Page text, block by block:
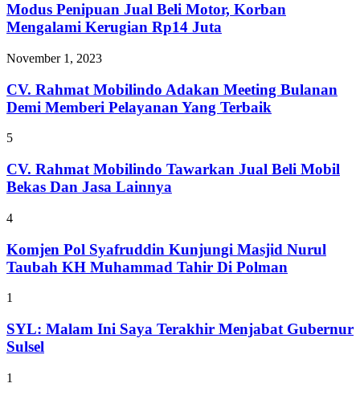
Modus Penipuan Jual Beli Motor, Korban
Mengalami Kerugian Rp14 Juta
November 1, 2023
CV. Rahmat Mobilindo Adakan Meeting Bulanan
Demi Memberi Pelayanan Yang Terbaik
5
CV. Rahmat Mobilindo Tawarkan Jual Beli Mobil
Bekas Dan Jasa Lainnya
4
Komjen Pol Syafruddin Kunjungi Masjid Nurul
Taubah KH Muhammad Tahir Di Polman
1
SYL: Malam Ini Saya Terakhir Menjabat Gubernur
Sulsel
1